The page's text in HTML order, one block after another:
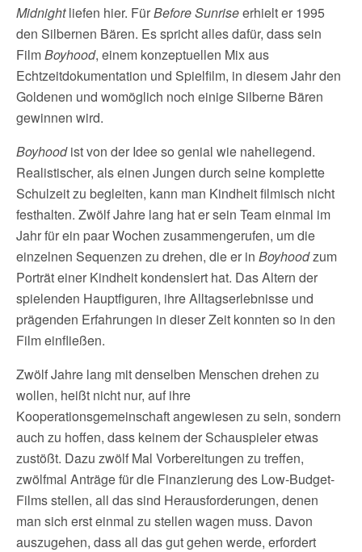
Midnightliefen hier. FürBefore Sunriseerhielt er 1995
den Silbernen Bären. Es spricht alles dafür, dass sein
FilmBoyhood, einem konzeptuellen Mix aus
Echtzeitdokumentation und Spielfilm, in diesem Jahr den
Goldenen und womöglich noch einige Silberne Bären
gewinnen wird.
Boyhoodist von der Idee so genial wie naheliegend.
Realistischer, als einen Jungen durch seine komplette
Schulzeit zu begleiten, kann man Kindheit filmisch nicht
festhalten. Zwölf Jahre lang hat er sein Team einmal im
Jahr für ein paar Wochen zusammengerufen, um die
einzelnen Sequenzen zu drehen, die er in Boyhoodzum
Porträt einer Kindheit kondensiert hat. Das Altern der
spielenden Hauptfiguren, ihre Alltagserlebnisse und
prägenden Erfahrungen in dieser Zeit konnten so in den
Film einfließen.
Zwölf Jahre lang mit denselben Menschen drehen zu
wollen, heißt nicht nur, auf ihre
Kooperationsgemeinschaft angewiesen zu sein, sondern
auch zu hoffen, dass keinem der Schauspieler etwas
zustößt. Dazu zwölf Mal Vorbereitungen zu treffen,
zwölfmal Anträge für die Finanzierung des Low-Budget-
Films stellen, all das sind Herausforderungen, denen
man sich erst einmal zu stellen wagen muss. Davon
auszugehen, dass all das gut gehen werde, erfordert